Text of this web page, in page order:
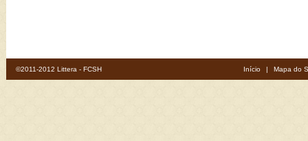
©2011-2012 Littera - FCSH Início | Mapa do